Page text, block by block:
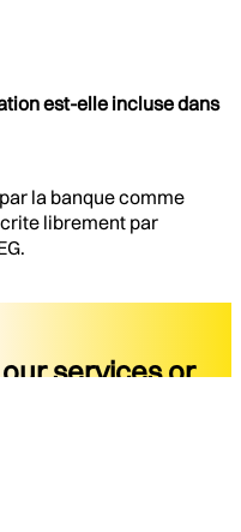
est-elle incluse dans
la banque comme
librement par
services or